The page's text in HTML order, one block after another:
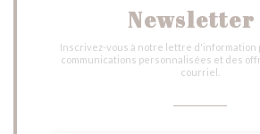
Newsletter
Inscrivez-vous à notre lettre d'information
communications personnalisées et des
courriel.